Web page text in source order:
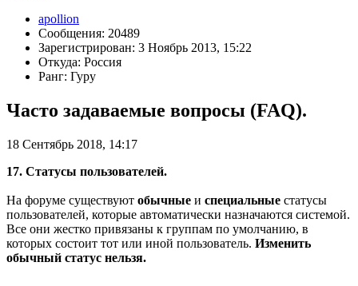
apollion
Сообщения: 20489
Зарегистрирован: 3 Ноябрь 2013, 15:22
Откуда: Россия
Ранг: Гуру
Часто задаваемые вопросы (FAQ).
18 Сентябрь 2018, 14:17
17. Статусы пользователей.
На форуме существуют обычные и специальные статусы
пользователей, которые автоматически назначаются системой.
Все они жестко привязаны к группам по умолчанию, в
которых состоит тот или иной пользователь. Изменить
обычный статус нельзя.